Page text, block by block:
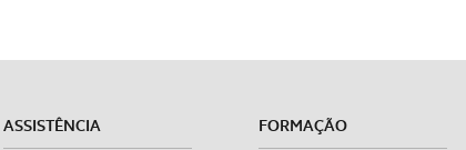
ASSISTÊNCIA FORMAÇÃO